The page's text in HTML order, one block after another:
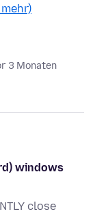
3 Monaten
windows
close